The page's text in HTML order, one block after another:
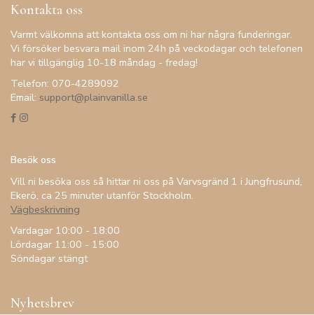
Kontakta oss
Varmt välkomna att kontakta oss om ni har några funderingar.
Vi försöker besvara mail inom 24h på veckodagar och telefonen
har vi tillgänglig 10-18 måndag - fredag!
Telefon: 070-4289092
Email: support@plainvanilla.se
Besök oss
Vill ni besöka oss så hittar ni oss på Varvsgränd 1 i Jungfrusund,
Ekerö, ca 25 minuter utanför Stockholm.
Vägbeskrivning
Vardagar 10:00 - 18:00
Lördagar 11:00 - 15:00
Söndagar stängt
Nyhetsbrev